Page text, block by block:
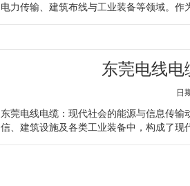
电力传输、建筑布线与工业装备等领域。作
东莞电线电
日
东莞电线电缆：现代社会的能源与信息传
信、建筑设施及各类工业装备中，构成了现